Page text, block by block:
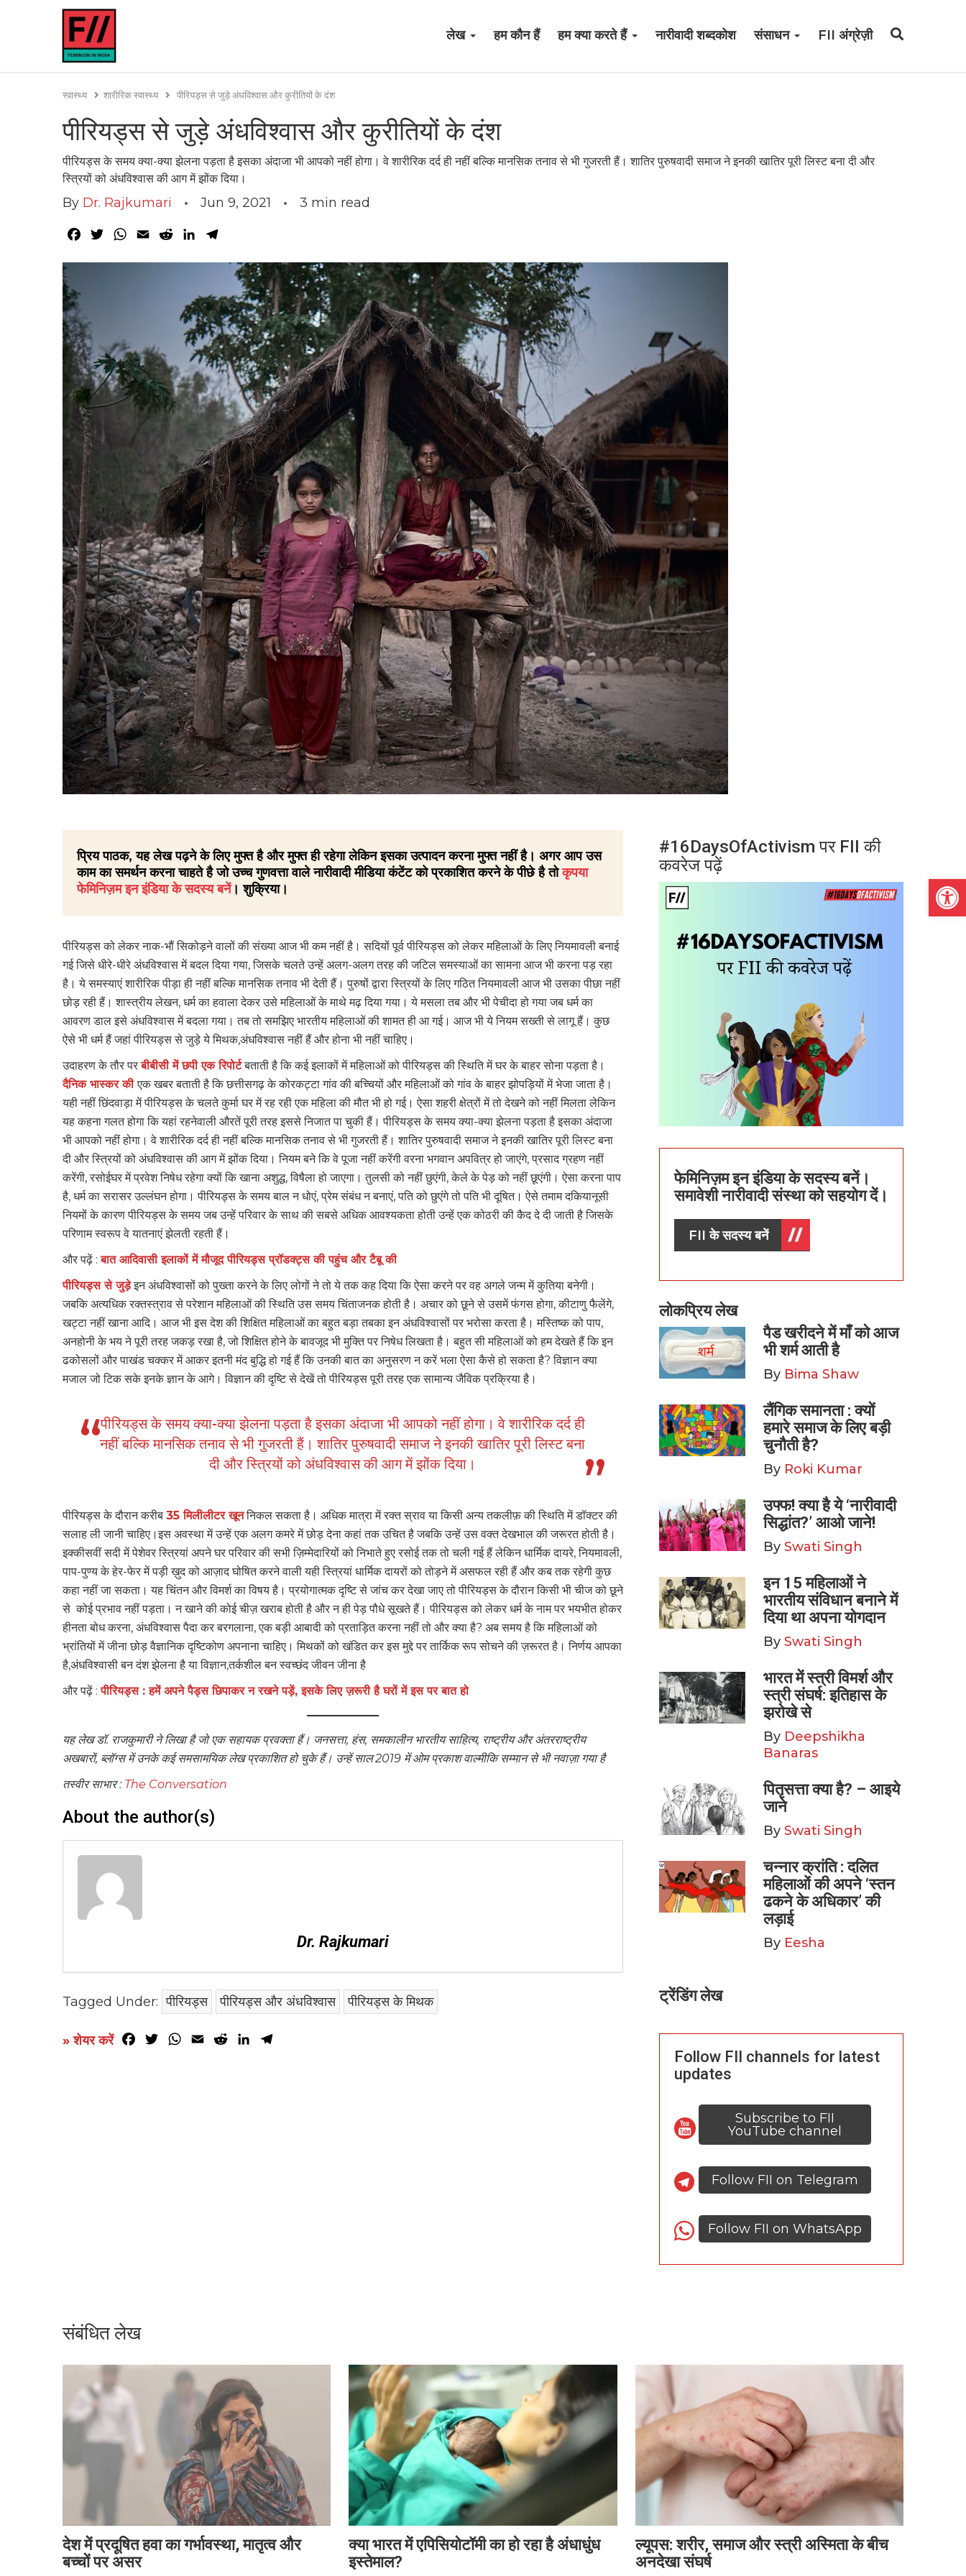
लेख हम कौन हैं हम क्या करते हैं नारीवादी शब्दकोश संसाधन FII अंग्रेज़ी
स्वास्थ्य शारीरिक स्वास्थ्य पीरियड्स से जुड़े अंधविश्वास और कुरीतियों के दंश
पीरियड्स से जुड़े अंधविश्वास और कुरीतियों के दंश
पीरियड्स के समय क्या-क्या झेलना पड़ता है इसका अंदाजा भी आपको नहीं होगा। वे शारीरिक दर्द ही नहीं बल्कि मानसिक तनाव से भी गुजरती हैं। शातिर पुरुषवादी समाज ने इनकी खातिर पूरी लिस्ट बना दी और
स्त्रियों को अंधविश्वास की आग में झोंक दिया।
By Dr. Rajkumari Jun 9, 2021 3 min read
Facebook
TwitterWhatsApp
Email RedditLinkedIn
प्रिय पाठक, यह लेख पढ़ने के लिए मुफ्त है और मुफ्त ही रहेगा लेकिन इसका उत्पादन करना मुफ्त नहीं है। अगर आप उस
काम का समर्थन करना चाहते है जो उच्च गुणवत्ता वाले नारीवादी मीडिया कंटेंट को प्रकाशित करने के पीछे है तोकृपया
फेमिनिज़म इन इंडिया के सदस्य बनें। शुक्रिया।
पीरियड्स को लेकर नाक-भौं सिकोड़ने वालों की संख्या आज भी कम नहीं है। सदियों पूर्व पीरियड्स को लेकर महिलाओं के लिए नियमावली बनाई
गई जिसे धीरे-धीरे अंधविश्वास में बदल दिया गया, जिसके चलते उन्हें अलग-अलग तरह की जटिल समस्याओं का सामना आज भी करना पड़ रहा
है। ये समस्याएं शारीरिक पीड़ा ही नहीं बल्कि मानसिक तनाव भी देती हैं। पुरुषों द्वारा स्त्रियों के लिए गठित नियमावली आज भी उसका पीछा नहीं
छोड़ रही हैं। शास्त्रीय लेखन, धर्म का हवाला देकर उसे महिलाओं के माथे मढ़ दिया गया। ये मसला तब और भी पेचीदा हो गया जब धर्म का
आवरण डाल इसे अंधविश्वास में बदला गया। तब तो समझिए भारतीय महिलाओं की शामत ही आ गई। आज भी ये नियम सख्ती से लागू हैं। कुछ
ऐसे भी धर्म हैं जहां पीरियड्स से जुड़े ये मिथक,अंधविश्वास नहीं हैं और होना भी नहीं चाहिए।
उदाहरण के तौर परबीबीसी में छपी एक रिपोर्टबताती है कि कई इलाकों में महिलाओं को पीरियड्स की स्थिति में घर के बाहर सोना पड़ता है।
दैनिक भास्कर कीएक खबर बताती है कि छत्तीसगढ़ के कोरकट्टा गांव की बच्चियों और महिलाओं को गांव के बाहर झोपड़ियों में भेजा जाता है।
यही नहीं छिंदवाड़ा में पीरियड्स के चलते कुर्मा घर में रह रही एक महिला की मौत भी हो गई। ऐसा शहरी क्षेत्रों में तो देखने को नहीं मिलता लेकिन
यह कहना गलत होगा कि यहां रहनेवाली औरतें पूरी तरह इससे निजात पा चुकी हैं। पीरियड्स के समय क्या-क्या झेलना पड़ता है इसका अंदाजा
भी आपको नहीं होगा। वे शारीरिक दर्द ही नहीं बल्कि मानसिक तनाव से भी गुजरती हैं। शातिर पुरुषवादी समाज ने इनकी खातिर पूरी लिस्ट बना
दी और स्त्रियों को अंधविश्वास की आग में झोंक दिया। नियम बने कि वे पूजा नहीं करेंगी वरना भगवान अपवित्र हो जाएंगे, प्रसाद ग्रहण नहीं
करेंगी, रसोईघर में प्रवेश निषेध रहेगा क्यों कि खाना अशुद्ध, विषैला हो जाएगा। तुलसी को नहीं छुएंगी, केले के पेड़ को नहीं छूएंगी। ऐसा करना पाप
है, धर्म का सरासर उल्लंघन होगा। पीरियड्स के समय बाल न धोएं, प्रेम संबंध न बनाएं, पति को छुएंगे तो पति भी दूषित। ऐसे तमाम दकियानूसी
नियमों के कारण पीरियड्स के समय जब उन्हें परिवार के साथ की सबसे अधिक आवश्यकता होती उन्हें एक कोठरी की कैद दे दी जाती है जिसके
परिणाम स्वरूप वे यातनाएं झेलती रहती हैं।
और पढ़ें :बात आदिवासी इलाकों में मौजूद पीरियड्स प्रॉडक्ट्स की पहुंच और टैबू की
पीरियड्स से जुड़ेइन अंधविश्वासों को पुख्ता करने के लिए लोगों ने तो ये तक कह दिया कि ऐसा करने पर वह अगले जन्म में कुतिया बनेगी।
जबकि अत्यधिक रक्तस्त्राव से परेशान महिलाओं की स्थिति उस समय चिंताजनक होती है। अचार को छूने से उसमें फंगस होगा, कीटाणु फैलेंगे,
खट्टा नहीं खाना आदि। आज भी इस देश की शिक्षित महिलाओं का बहुत बड़ा तबका इन अंधविश्वासों पर भरोसा करता है। मस्तिष्क को पाप,
अनहोनी के भय ने पूरी तरह जकड़ रखा है, जो शिक्षित होने के बावजूद भी मुक्ति पर निषेध लिखता है। बहुत सी महिलाओं को हम देखते हैं कि इन
ढकोसलों और पाखंड चक्कर में आकर इतनी मंद बुद्धि हो गई हैं कि उनकी बात का अनुसरण न करें भला ऐसा कैसे हो सकता है? विज्ञान क्या
मजाल जो टिक सके इनके ज्ञान के आगे। विज्ञान की दृष्टि से देखें तो पीरियड्स पूरी तरह एक सामान्य जैविक प्रक्रिया है।
पीरियड्स के समय क्या-क्या झेलना पड़ता है इसका अंदाजा भी आपको नहीं होगा। वे शारीरिक दर्द ही
नहीं बल्कि मानसिक तनाव से भी गुजरती हैं। शातिर पुरुषवादी समाज ने इनकी खातिर पूरी लिस्ट बना
दी और स्त्रियों को अंधविश्वास की आग में झोंक दिया।
पीरियड्स के दौरान करीब 35 मिलीलीटर खूननिकल सकता है। अधिक मात्रा में रक्त स्राव या किसी अन्य तकलीफ़ की स्थिति में डॉक्टर की
सलाह ली जानी चाहिए।इस अवस्था में उन्हें एक अलग कमरे में छोड़ देना कहां तक उचित है जबकि उन्हें उस वक्त देखभाल की जरूरत होती है।
इक्कीसवीं सदी में पेशेवर स्त्रियां अपने घर परिवार की सभी ज़िम्मेदारियों को निभाते हुए रसोई तक तो चली गई हैं लेकिन धार्मिक दायरे, नियमावली,
पाप-पुण्य के हेर-फेर में पड़ी ख़ुद को आज़ाद घोषित करने वाली यही स्त्रियां धार्मिक दायरों को तोड़ने में असफल रही हैं और कब तक रहेगी कुछ
कहा नहीं जा सकता। यह चिंतन और विमर्श का विषय है। प्रयोगात्मक दृष्टि से जांच कर देखा जाए तो पीरियड्स के दौरान किसी भी चीज को छूने
से कोई प्रभाव नहीं पड़ता। न खाने की कोई चीज़ खराब होती है और न ही पेड़ पौधे सूखते हैं। पीरियड्स को लेकर धर्म के नाम पर भयभीत होकर
हीनता बोध करना, अंधविश्वास पैदा कर बरगलाना, एक बड़ी आबादी को प्रताड़ित करना नहीं तो और क्या है? अब समय है कि महिलाओं को
भ्रांतियों में जीना छोड़ वैज्ञानिक दृष्टिकोण अपनाना चाहिए। मिथकों को खंडित कर इस मुद्दे पर तार्किक रूप सोचने की ज़रूरत है। निर्णय आपका
है,अंधविश्वासी बन दंश झेलना है या विज्ञान,तर्कशील बन स्वच्छंद जीवन जीना है
और पढ़ें :पीरियड्स : हमें अपने पैड्स छिपाकर न रखने पड़ें, इसके लिए ज़रूरी है घरों में इस पर बात हो
यह लेख डॉ. राजकुमारी ने लिखा है जो एक सहायक प्रवक्ता हैं। जनसत्ता, हंस, समकालीन भारतीय साहित्य, राष्ट्रीय और अंतरराष्ट्रीय
अखबारों, ब्लॉग्स में उनके कई समसामयिक लेख प्रकाशित हो चुके हैं। उन्हें साल 2019 में ओम प्रकाश वाल्मीकि सम्मान से भी नवाज़ा गया है
तस्वीर साभार : The Conversation
About the author(s)
Dr. Rajkumari
Tagged Under: पीरियड्स पीरियड्स और अंधविश्वास पीरियड्स के मिथक
» शेयर करें Facebook
TwitterWhatsApp
Email RedditLinkedIn
#16DaysOfActivism पर FII की
कवरेज पढ़ें
फेमिनिज़म इन इंडिया के सदस्य बनें।
समावेशी नारीवादी संस्था को सहयोग दें।
FII के सदस्य बनें
लोकप्रिय लेख
पैड खरीदने में माँ को आज
भी शर्म आती है
By Bima Shaw
लैंगिक समानता : क्यों
हमारे समाज के लिए बड़ी
चुनौती है?
By Roki Kumar
उफ्फ! क्या है ये ‘नारीवादी
सिद्धांत?’ आओ जाने!
By Swati Singh
इन 15 महिलाओं ने
भारतीय संविधान बनाने में
दिया था अपना योगदान
By Swati Singh
भारत में स्त्री विमर्श और
स्त्री संघर्ष: इतिहास के
झरोखे से
By Deepshikha
Banaras
पितृसत्ता क्या है? – आइये
जाने
By Swati Singh
चन्नार क्रांति : दलित
महिलाओं की अपने ‘स्तन
ढकने के अधिकार’ की
लड़ाई
By Eesha
ट्रेंडिंग लेख
Follow FII channels for latest
updates
Subscribe to FII
YouTube channel
Follow FII on Telegram
Follow FII on WhatsApp
संबंधित लेख
देश में प्रदूषित हवा का गर्भावस्था, मातृत्व और
बच्चों पर असर
क्या भारत में एपिसियोटॉमी का हो रहा है अंधाधुंध
इस्तेमाल?
ल्यूपस: शरीर, समाज और स्त्री अस्मिता के बीच
अनदेखा संघर्ष